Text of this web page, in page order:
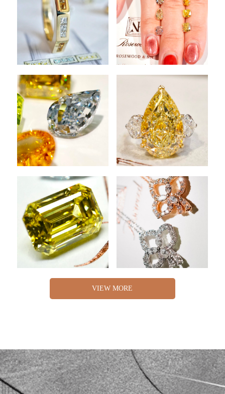
VIEW MORE